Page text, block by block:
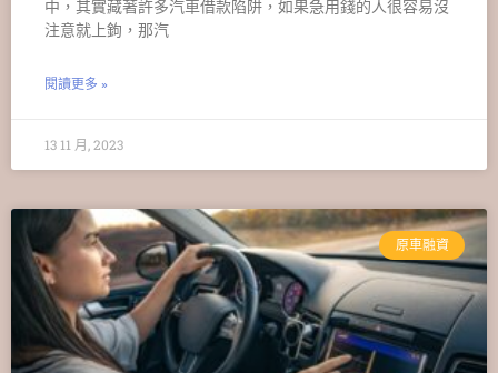
中，其實藏著許多汽車借款陷阱，如果急用錢的人很容易沒
注意就上鉤，那汽
閱讀更多 »
13 11 月, 2023
原車融資